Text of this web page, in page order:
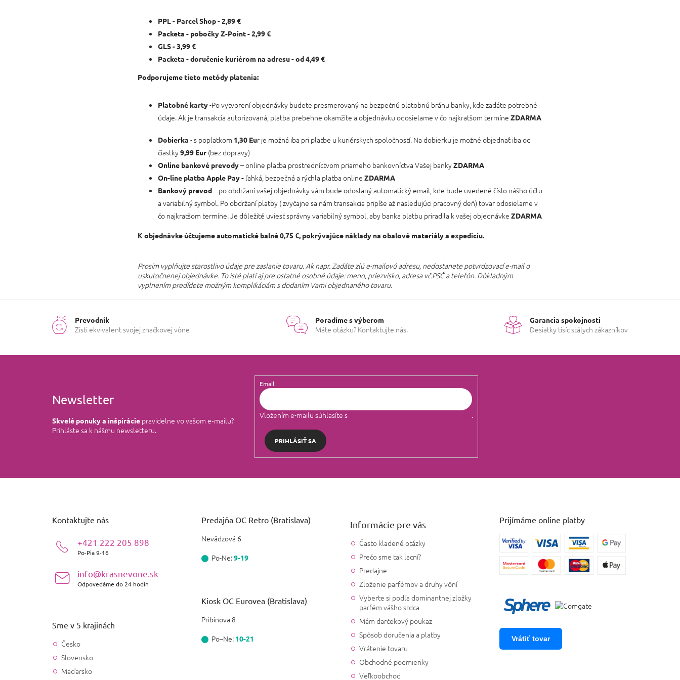
PPL - Parcel Shop - 2,89 €
Packeta - pobočky Z-Point - 2,99 €
GLS - 3,99 €
Packeta - doručenie kuriérom na adresu - od 4,49 €
Podporujeme tieto metódy platenia:
Platobné karty-Po vytvorení objednávky budete presmerovaný na bezpečnú platobnú bránu banky, kde zadáte potrebné
údaje. Ak je transakcia autorizovaná, platba prebehne okamžite a objednávku odosielame v čo najkratšom termíne ZDARMA
Dobierka - s poplatkom 1,30 Eur je možná iba pri platbe u kuriérskych spoločností. Na dobierku je možné objednať iba od
čiastky9,99 Eur (bez dopravy)
Online bankové prevody– online platba prostredníctvom priameho bankovníctva Vašej bankyZDARMA
On-line platba Apple Pay - ľahká, bezpečná a rýchla platba online ZDARMA
Bankový prevod– po obdržaní vašej objednávky vám bude odoslaný automatický email, kde bude uvedené číslo nášho účtu
a variabilný symbol. Po obdržaní platby ( zvyčajne sa nám transakcia pripíše až nasledujúci pracovný deň) tovar odosielame v
čo najkratšom termíne. Je dôležité uviesť správny variabilný symbol, aby banka platbu priradila k vašej objednávke ZDARMA
K objednávke účtujeme automatické balné 0,75 €, pokrývajúce náklady na obalové materiály a expedíciu.
Prosím vyplňujte starostlivo údaje pre zaslanie tovaru. Ak napr. Zadáte zlú e-mailovú adresu, nedostanete potvrdzovací e-mail o
uskutočnenej objednávke. To isté platí aj pre ostatné osobné údaje: meno, priezvisko, adresa vč.PSČ a telefón. Dôkladným
vyplnením predídete možným komplikáciám s dodaním Vami objednaného tovaru.
Prevodník
Zisti ekvivalent svojej značkovej vône
Poradíme s výberom
Máte otázku? Kontaktujte nás.
Garancia spokojnosti
Desiatky tisíc stálych zákazníkov
Newsletter
Skvelé ponuky a inšpirácie pravidelne vo vašom e‑mailu?
Prihláste sa k nášmu newsletteru.
Email
Vložením e-mailu súhlasíte s .
PRIHLÁSIŤ SA
Kontaktujte nás
+421 222 205 898
Po-Pia 9-16
info@krasnevone.sk
Odpovedáme do 24 hodín
Sme v 5 krajinách
Česko
Slovensko
Maďarsko
Predajňa OC Retro (Bratislava)
Nevädzová 6
Po-Ne:9-19
Kiosk OC Eurovea (Bratislava)
Pribinova 8
Po–Ne: 10-21
Informácie pre vás
Často kladené otázky
Prečo sme tak lacní?
Predajne
Zloženie parfémov a druhy vôní
Vyberte si podľa dominantnej zložky
parfém vášho srdca
Mám darčekový poukaz
Spôsob doručenia a platby
Vrátenie tovaru
Obchodné podmienky
Veľkoobchod
Prijímáme online platby
Vrátiť tovar